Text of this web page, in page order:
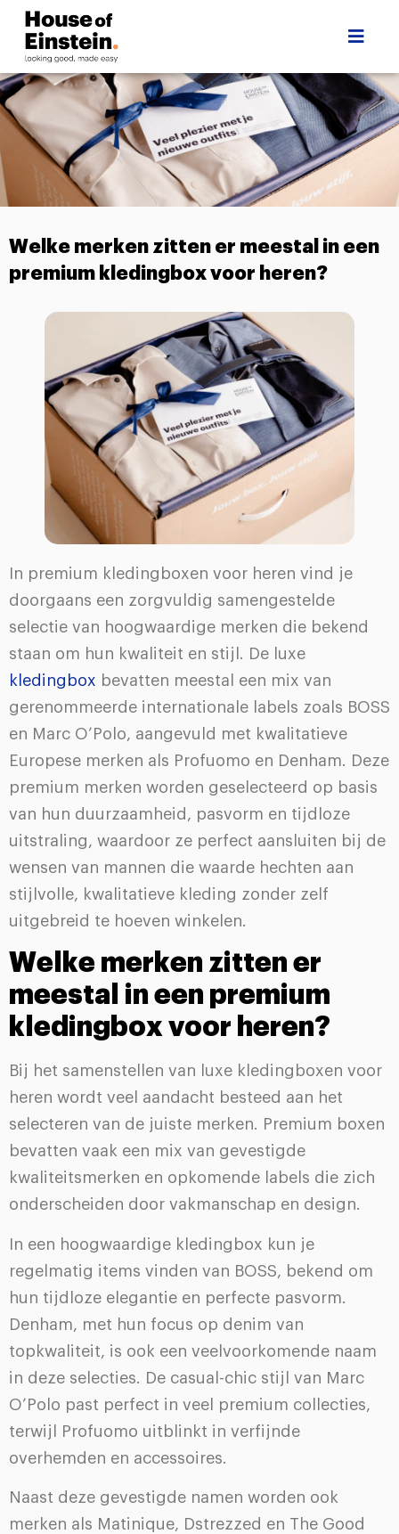
Welke merken zitten er meestal in een
premium kledingbox voor heren?
In premium kledingboxen voor heren vind je
doorgaans een zorgvuldig samengestelde
selectie van hoogwaardige merken die bekend
staan om hun kwaliteit en stijl. De luxe
kledingbox bevatten meestal een mix van
gerenommeerde internationale labels zoals BOSS
en Marc O’Polo, aangevuld met kwalitatieve
Europese merken als Profuomo en Denham. Deze
premium merken worden geselecteerd op basis
van hun duurzaamheid, pasvorm en tijdloze
uitstraling, waardoor ze perfect aansluiten bij de
wensen van mannen die waarde hechten aan
stijlvolle, kwalitatieve kleding zonder zelf
uitgebreid te hoeven winkelen.
Welke merken zitten er
meestal in een premium
kledingbox voor heren?
Bij het samenstellen van luxe kledingboxen voor
heren wordt veel aandacht besteed aan het
selecteren van de juiste merken. Premium boxen
bevatten vaak een mix van gevestigde
kwaliteitsmerken en opkomende labels die zich
onderscheiden door vakmanschap en design.
In een hoogwaardige kledingbox kun je
regelmatig items vinden van BOSS, bekend om
hun tijdloze elegantie en perfecte pasvorm.
Denham, met hun focus op denim van
topkwaliteit, is ook een veelvoorkomende naam
in deze selecties. De casual-chic stijl van Marc
O’Polo past perfect in veel premium collecties,
terwijl Profuomo uitblinkt in verfijnde
overhemden en accessoires.
Naast deze gevestigde namen worden ook
merken als Matinique, Dstrezzed en The Good